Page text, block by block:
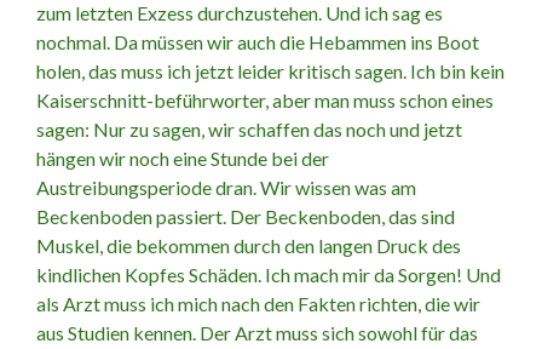
zum letzten Exzess durchzustehen. Und ich sag es
nochmal. Da müssen wir auch die Hebammen ins Boot
holen, das muss ich jetzt leider kritisch sagen. Ich bin kein
Kaiserschnitt-beführworter, aber man muss schon eines
sagen: Nur zu sagen, wir schaffen das noch und jetzt
hängen wir noch eine Stunde bei der
Austreibungsperiode dran. Wir wissen was am
Beckenboden passiert. Der Beckenboden, das sind
Muskel, die bekommen durch den langen Druck des
kindlichen Kopfes Schäden. Ich mach mir da Sorgen! Und
als Arzt muss ich mich nach den Fakten richten, die wir
aus Studien kennen. Der Arzt muss sich sowohl für das